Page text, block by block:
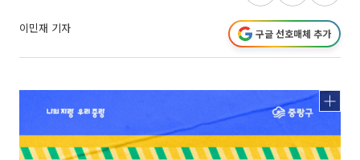
이민재 기자 구글 선호매체 추가